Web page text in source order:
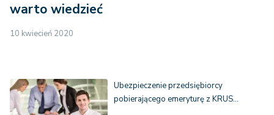
warto wiedzieć
10 kwiecień 2020
Ubezpieczenie przedsiębiorcy
pobierającego emeryturę z KRUS…